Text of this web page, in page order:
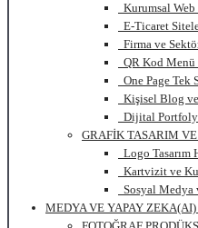
Kurumsal
E-Ticaret
Firma ve
QR Kod Menü
One Page Tek
Kişisel Blog
Dijital
GRAFİK TASARIM
Logo Tasarım
Kartvizit ve
Sosyal Medya
MEDYA VE YAPAY